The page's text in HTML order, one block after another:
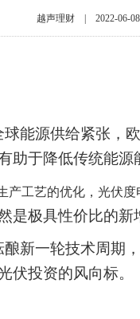
越声理财 | 2022-06-08
能源供给紧张，
助于降低传统能
产工艺的优化，光伏
是极具性价比的新
新一轮技术周期
伏投资的风向标。